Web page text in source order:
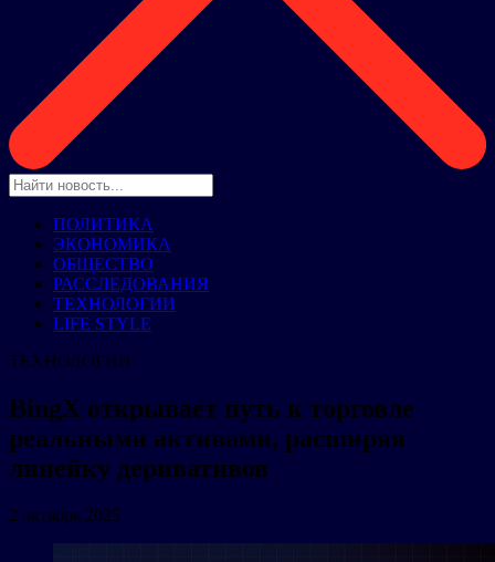
ПОЛИТИКА
ЭКОНОМИКА
ОБЩЕСТВО
РАССЛЕДОВАНИЯ
ТЕХНОЛОГИИ
LIFE STYLE
ТЕХНОЛОГИИ
BingX открывает путь к торговле
реальными активами, расширяя
линейку деривативов
2 октября 2025